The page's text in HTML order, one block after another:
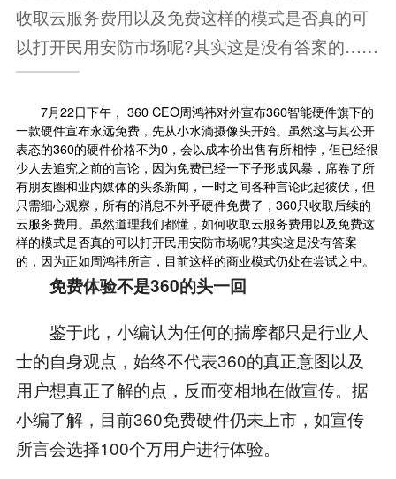
收取云服务费用以及免费这样的模式是否真的可
以打开民用安防市场呢?其实这是没有答案的……
7月22日下午， 360 CEO周鸿祎对外宣布360智能硬件旗下的
一款硬件宣布永远免费，先从小水滴摄像头开始。虽然这与其公开
表态的360的硬件价格不为0，会以成本价出售有所相悖，但已经很
少人去追究之前的言论，因为免费已经一下子形成风暴，席卷了所
有朋友圈和业内媒体的头条新闻，一时之间各种言论此起彼伏，但
只需细心观察，所有的消息不外乎硬件免费了，360只收取后续的
云服务费用。虽然道理我们都懂，如何收取云服务费用以及免费这
样的模式是否真的可以打开民用安防市场呢?其实这是没有答案
的，因为正如周鸿祎所言，目前这样的商业模式仍处在尝试之中。
免费体验不是360的头一回
鉴于此，小编认为任何的揣摩都只是行业人
士的自身观点，始终不代表360的真正意图以及
用户想真正了解的点，反而变相地在做宣传。据
小编了解，目前360免费硬件仍未上市，如宣传
所言会选择100个万用户进行体验。